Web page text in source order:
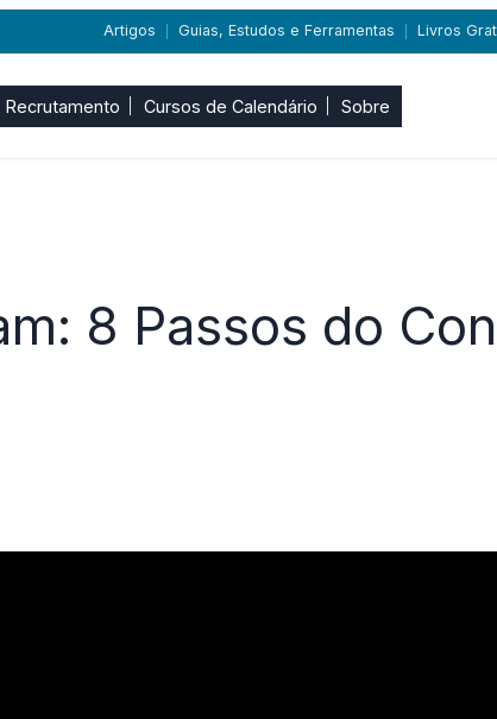
Artigos Guias, Estudos e Ferramentas Livros
Recrutamento Cursos de Calendário Sobre
8 Passos do